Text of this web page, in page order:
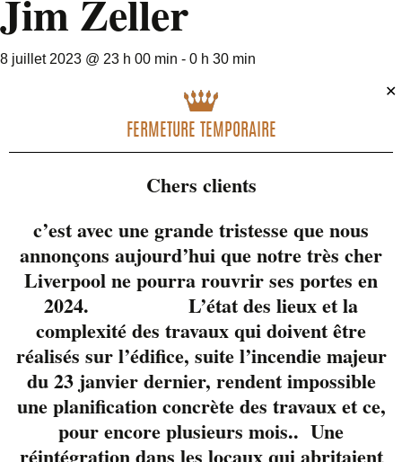
Jim Zeller
8 juillet 2023 @ 23 h 00 min - 0 h 30 min
Les deux enfants
terribles du blues, Carl
✕
FERMETURE TEMPORAIRE
Chers clients
c’est avec une grande tristesse que nous
annonçons aujourd’hui que notre très cher
Liverpool ne pourra rouvrir ses portes en
2024. L’état des lieux et la
complexité des travaux qui doivent être
réalisés sur l’édifice, suite l’incendie majeur
du 23 janvier dernier, rendent impossible
une planification concrète des travaux et ce,
pour encore plusieurs mois.. Une
réintégration dans les locaux qui abritaient